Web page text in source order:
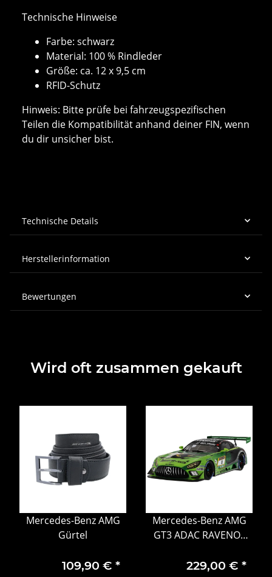
Technische Hinweise
Farbe: schwarz
Material: 100 % Rindleder
Größe: ca. 12 x 9,5 cm
RFID-Schutz
Hinweis: Bitte prüfe bei fahrzeugspezifischen
Teilen die Kompatibilität anhand deiner FIN, wenn
du dir unsicher bist.
Technische Details
Herstellerinformation
Bewertungen
Wird oft zusammen gekauft
Mercedes-Benz AMG
Gürtel
109,90 € *
Mercedes-Benz AMG
GT3 ADAC RAVENOL
C190
229,00 € *